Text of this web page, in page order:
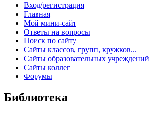
Вход/регистрация
Главная
Мой мини-сайт
Ответы на вопросы
Поиск по сайту
Сайты классов, групп, кружков...
Сайты образовательных учреждений
Сайты коллег
Форумы
Библиотека